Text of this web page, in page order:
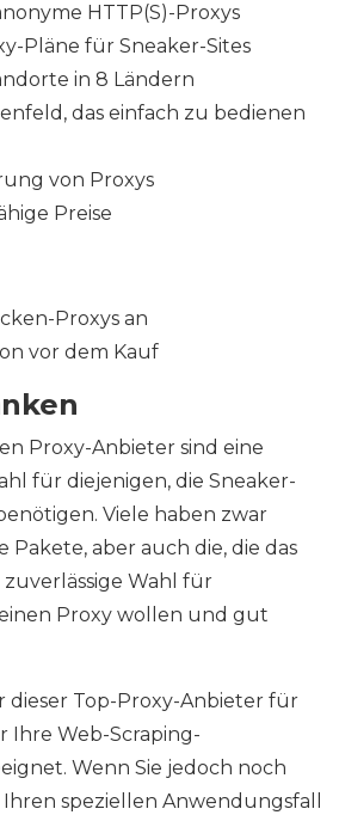
HTTP(S)-Proxys
Pläne für Sneaker-Sites
in 8 Ländern
das einfach zu bedienen
von Proxys
Preise
Proxys an
vor dem Kauf
Proxy-Anbieter sind eine
für diejenigen, die Sneaker-
Viele haben zwar
Pakete, aber auch die, die das
Wahl für
Proxy wollen und gut
dieser Top-Proxy-Anbieter für
Ihre Web-Scraping-
Wenn Sie jedoch noch
speziellen Anwendungsfall